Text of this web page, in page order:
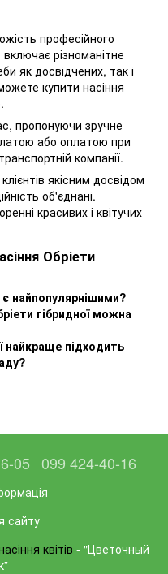
професійного
різноманітне
як досвідчених, так і
купити насіння
пропонуючи зручне
або оплатою при
компанії.
якісним досвідом
об'єднані.
красивих і квітучих
Обріети
є найпопулярнішими?
гібридної можна
найкраще підходить
05 099 424-40-16
сайту
квітів - "Цветочный